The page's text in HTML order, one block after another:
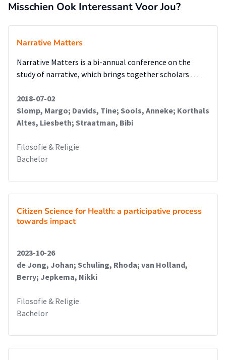
Misschien Ook Interessant Voor Jou?
Narrative Matters
Narrative Matters is a bi-annual conference on the
study of narrative, which brings together scholars …
2018-07-02
Slomp, Margo; Davids, Tine; Sools, Anneke; Korthals
Altes, Liesbeth; Straatman, Bibi
Filosofie & Religie
Bachelor
Citizen Science for Health: a participative process
towards impact
2023-10-26
de Jong, Johan; Schuling, Rhoda; van Holland,
Berry; Jepkema, Nikki
Filosofie & Religie
Bachelor